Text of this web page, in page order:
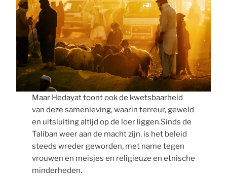
Maar Hedayat toont ook de kwetsbaarheid
van deze samenleving, waarin terreur, geweld
en uitsluiting altijd op de loer liggen.Sinds de
Taliban weer aan de macht zijn, is het beleid
steeds wreder geworden, met name tegen
vrouwen en meisjes en religieuze en etnische
minderheden.